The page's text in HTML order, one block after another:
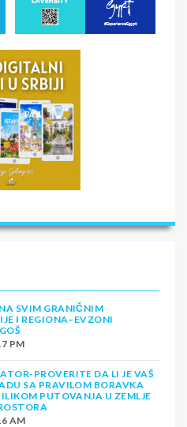
SVIM GRANIČNIM
I REGIONA–EVZONI
PM
PROVERITE DA LI JE VAŠ
SA PRAVILOM BORAVKA
PUTOVANJA U ZEMLJE
AM